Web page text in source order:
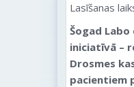
Lasīšanas
Šogad
iniciatīvā –
Drosmes
pacientiem